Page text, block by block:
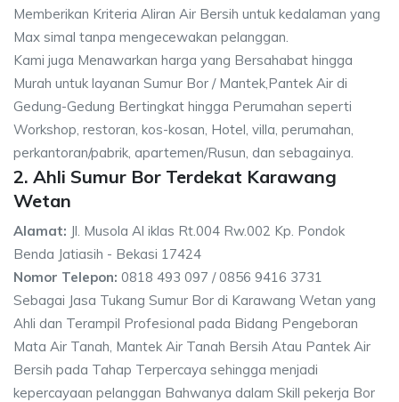
Memberikan Kriteria Aliran Air Bersih untuk kedalaman yang
Max simal tanpa mengecewakan pelanggan.
Kami juga Menawarkan harga yang Bersahabat hingga
Murah untuk layanan Sumur Bor / Mantek,Pantek Air di
Gedung-Gedung Bertingkat hingga Perumahan seperti
Workshop, restoran, kos-kosan, Hotel, villa, perumahan,
perkantoran/pabrik, apartemen/Rusun, dan sebagainya.
2. Ahli Sumur Bor Terdekat Karawang
Wetan
Alamat: Jl. Musola Al iklas Rt.004 Rw.002 Kp. Pondok
Benda Jatiasih - Bekasi 17424
Nomor Telepon: 0818 493 097 / 0856 9416 3731
Sebagai Jasa Tukang Sumur Bor di Karawang Wetan yang
Ahli dan Terampil Profesional pada Bidang Pengeboran
Mata Air Tanah, Mantek Air Tanah Bersih Atau Pantek Air
Bersih pada Tahap Terpercaya sehingga menjadi
kepercayaan pelanggan Bahwanya dalam Skill pekerja Bor